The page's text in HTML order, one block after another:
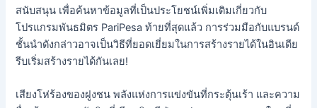
สนับสนุน เพื่อค้นหาข้อมูลที่เป็นประโยชน์เพิ่มเติมเกี่ยวกับ
โปรแกรมพันธมิตร PariPesa ท้ายที่สุดแล้ว การร่วมมือกับแบรนด์
ชั้นนำดังกล่าวอาจเป็นวิธีที่ยอดเยี่ยมในการสร้างรายได้ในอินเดีย
รีบเริ่มสร้างรายได้กันเลย!
เสียงโห่ร้องของฝูงชน พลังแห่งการแข่งขันที่กระตุ้นเร้า และความ